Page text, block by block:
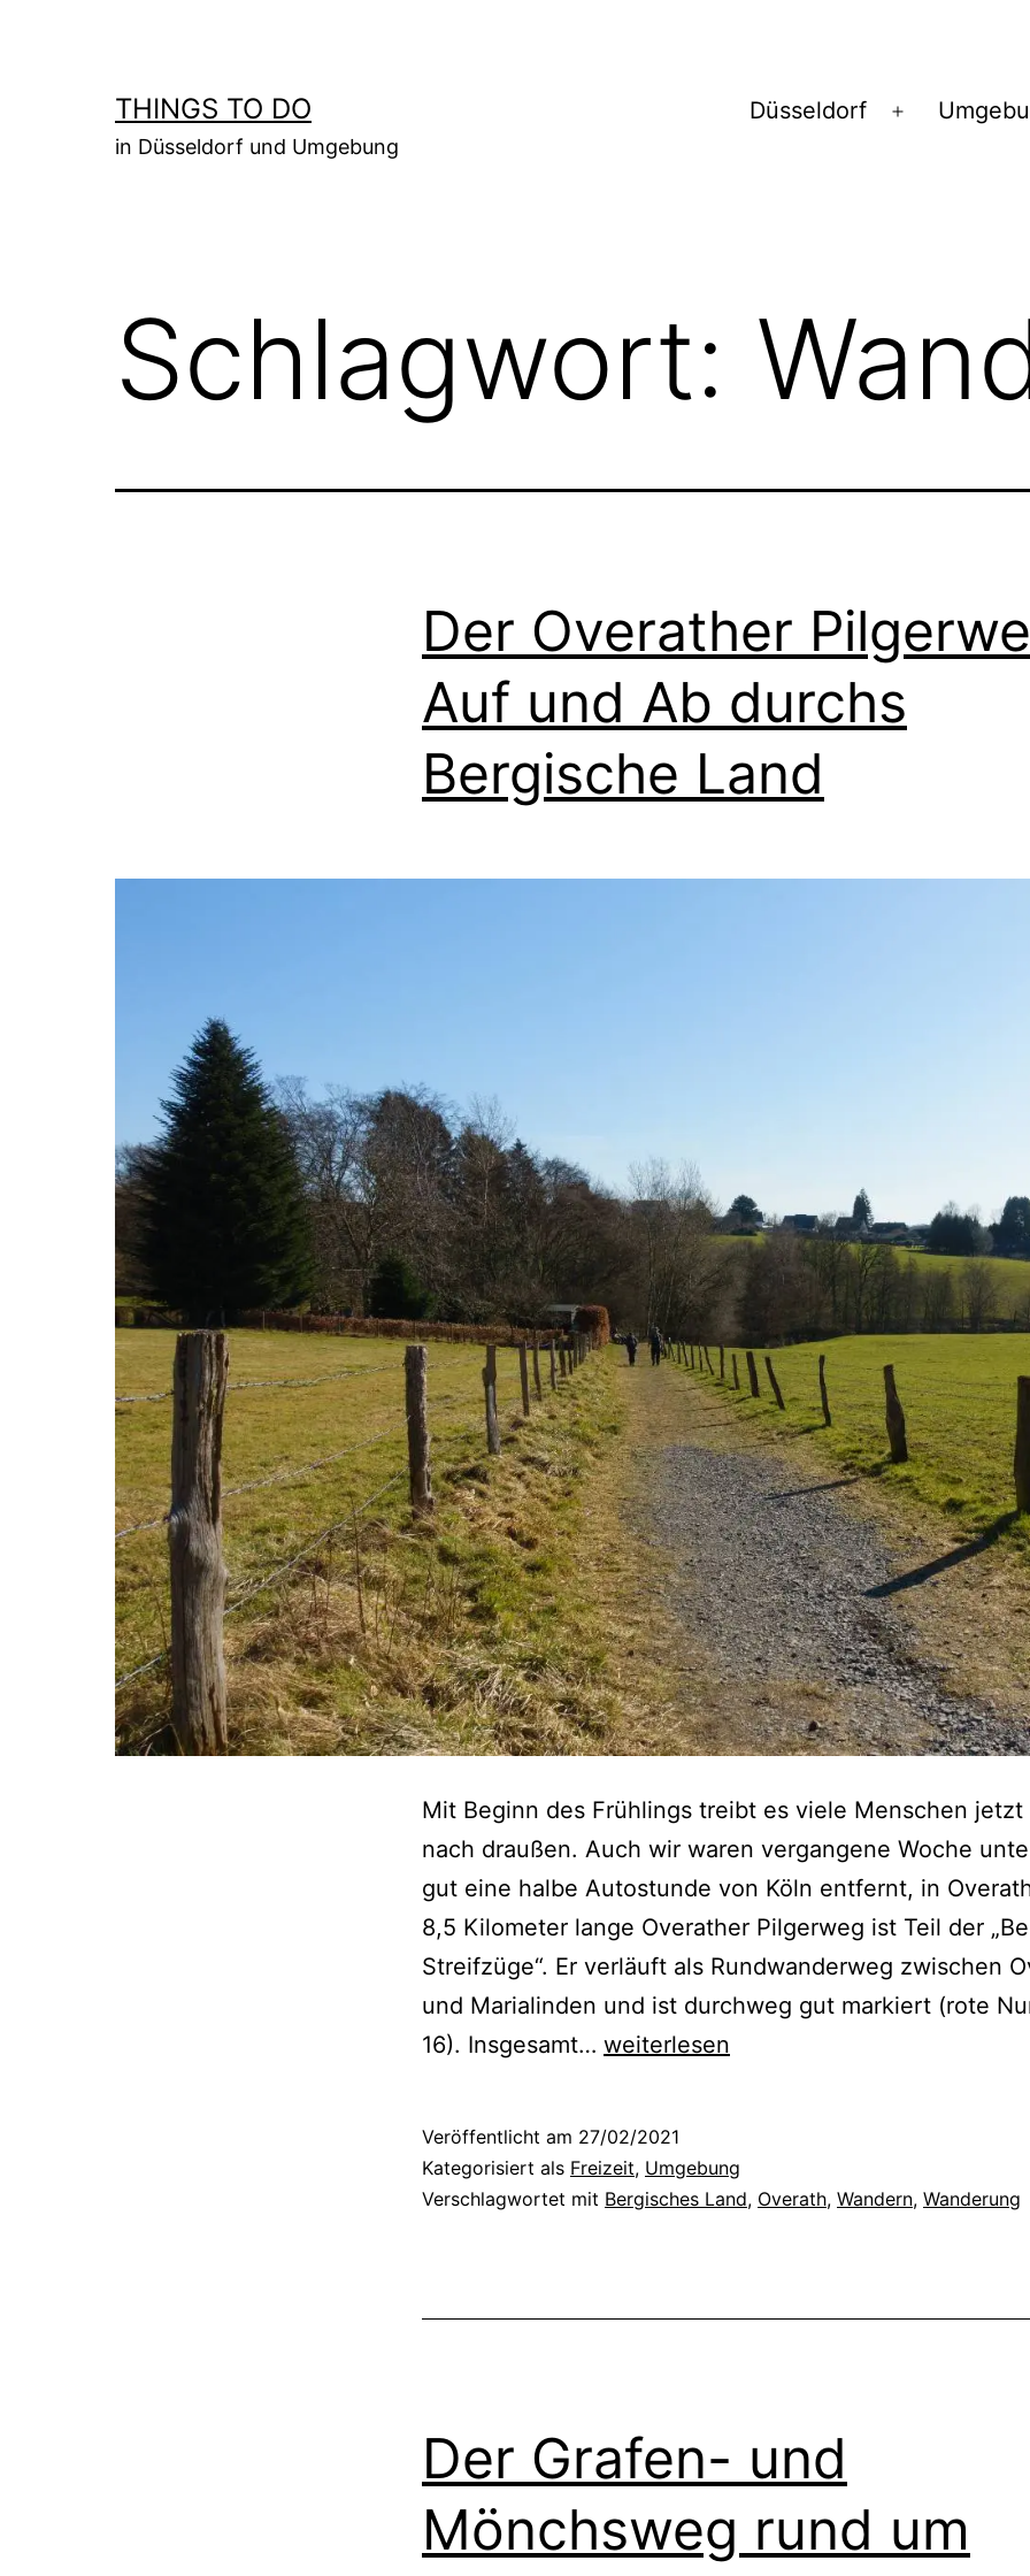
THINGS TO DO
in Düsseldorf und Umgebung
Düsseldorf
Menü
Schlagwort:
Der Overather
Auf und Ab durchs
Bergische Land
Mit Beginn des Frühlings treibt es viele Menschen jetzt
nach draußen. Auch wir waren vergangene Woche
gut eine halbe Autostunde von Köln entfernt, in
8,5 Kilometer lange Overather Pilgerweg ist Teil der
Streifzüge“. Er verläuft als Rundwanderweg zwischen
und Marialinden und ist durchweg gut markiert (rote
16). Insgesamt… D
O
v
a
r
P
i
weiterlesen
Veröffentlicht am 27/02/2021
Kategorisiert als Freizeit, Umgebung
Verschlagwortet mit Bergisches Land, Overath, Wandern, Wanderung
Der Grafen- und
Mönchsweg rund um